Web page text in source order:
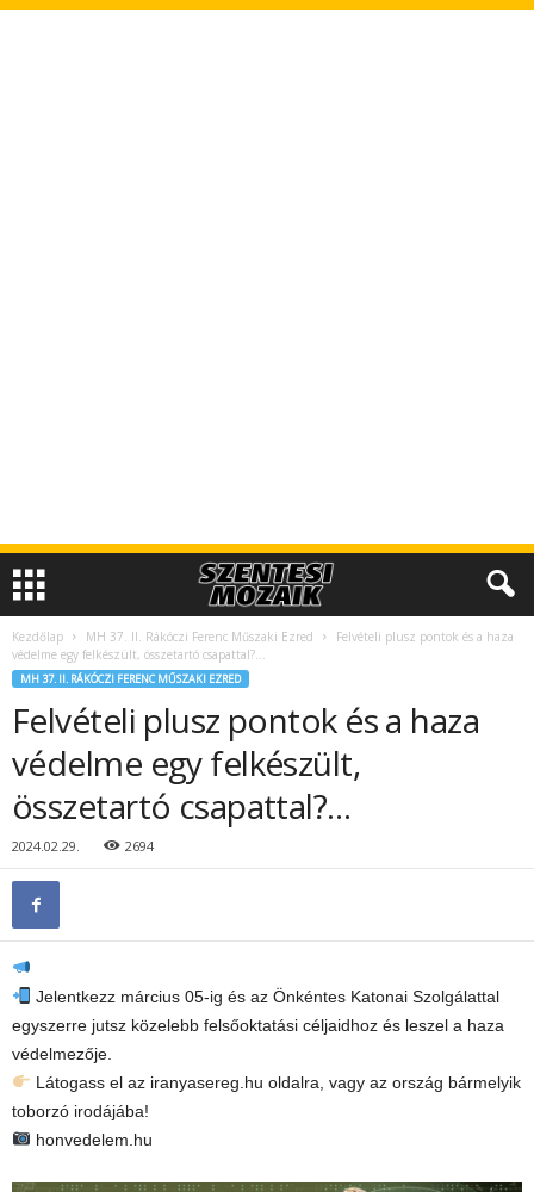
Kezdőlap MH 37. II. Rákóczi Ferenc Műszaki Ezred
Felvételi plusz pontok és a haza
védelme egy felkészült, összetartó csapattal?…
MH 37. II. RÁKÓCZI FERENC MŰSZAKI EZRED
Felvételi plusz pontok és a haza
védelme egy felkészült,
összetartó csapattal?…
2024.02.29. 2694
Jelentkezz március 05-ig és az Önkéntes Katonai Szolgálattal
egyszerre jutsz közelebb felsőoktatási céljaidhoz és leszel a haza
védelmezője.
Látogass el az iranyasereg.hu oldalra, vagy az ország bármelyik
toborzó irodájába!
honvedelem.hu